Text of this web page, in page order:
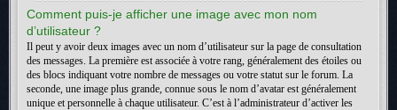
Comment puis-je afficher une image avec mon nom
d’utilisateur ?
Il peut y avoir deux images avec un nom d’utilisateur sur la page de consultation
des messages. La première est associée à votre rang, généralement des étoiles ou
des blocs indiquant votre nombre de messages ou votre statut sur le forum. La
seconde, une image plus grande, connue sous le nom d’avatar est généralement
unique et personnelle à chaque utilisateur. C’est à l’administrateur d’activer les